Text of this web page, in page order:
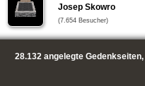
Josep Skowro
(7.654 Besucher)
28.132angelegte Gedenkseiten,